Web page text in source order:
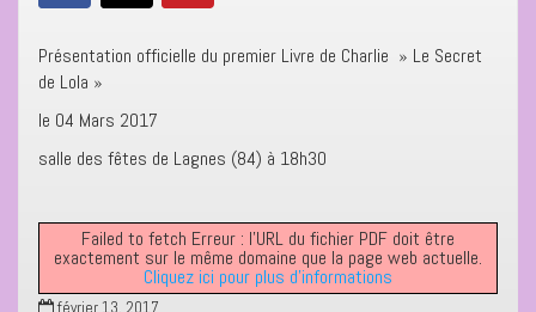
Présentation officielle du premier Livre de Charlie » Le Secret
de Lola »
le 04 Mars 2017
salle des fêtes de Lagnes (84) à 18h30
Failed to fetch Erreur : l’URL du fichier PDF doit être
exactement sur le même domaine que la page web actuelle.
Cliquez ici pour plus d’informations